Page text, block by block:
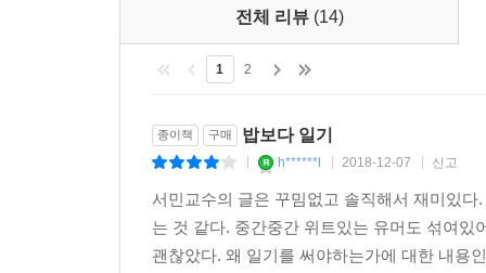
전체 리뷰 (14)
1 2
종이책 구매 밥보다 일기
h******l 2018-12-07 신고
서민교수의 글은 꾸밈없고 솔직해서 재미있
는 것 같다. 중간중간 위트있는 유머도 섞여
괜찮았다. 왜 일기를 써야하는가에 대한 내용